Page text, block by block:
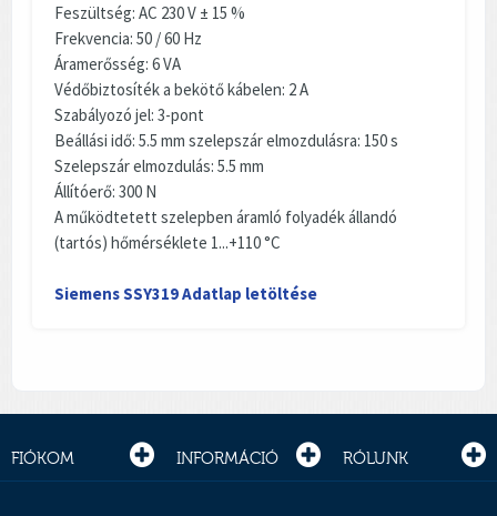
Feszültség: AC 230 V ± 15 %
Frekvencia: 50 / 60 Hz
Áramerősség: 6 VA
Védőbiztosíték a bekötő kábelen: 2 A
Szabályozó jel: 3-pont
Beállási idő: 5.5 mm szelepszár elmozdulásra: 150 s
Szelepszár elmozdulás: 5.5 mm
Állítóerő: 300 N
A működtetett szelepben áramló folyadék állandó
(tartós) hőmérséklete 1...+110 °C
Siemens SSY319 Adatlap letöltése
FIÓKOM INFORMÁCIÓ RÓLUNK